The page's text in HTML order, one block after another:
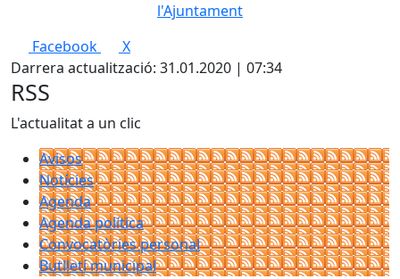
l'Ajuntament
Facebook
X
Darrera actualització: 31.01.2020 | 07:34
RSS
L'actualitat a un clic
Avisos
Notícies
Agenda
Agenda política
Convocatòries personal
Butlletí municipal